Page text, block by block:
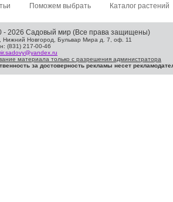
Поможем выбрать Каталог растений
- 2026 Садовый мир (Все права защищены)
Нижний Новгород, Бульвар Мира д. 7, оф. 11
(831) 217-00-46
материала только с разрешения администратора
за достоверность рекламы несет